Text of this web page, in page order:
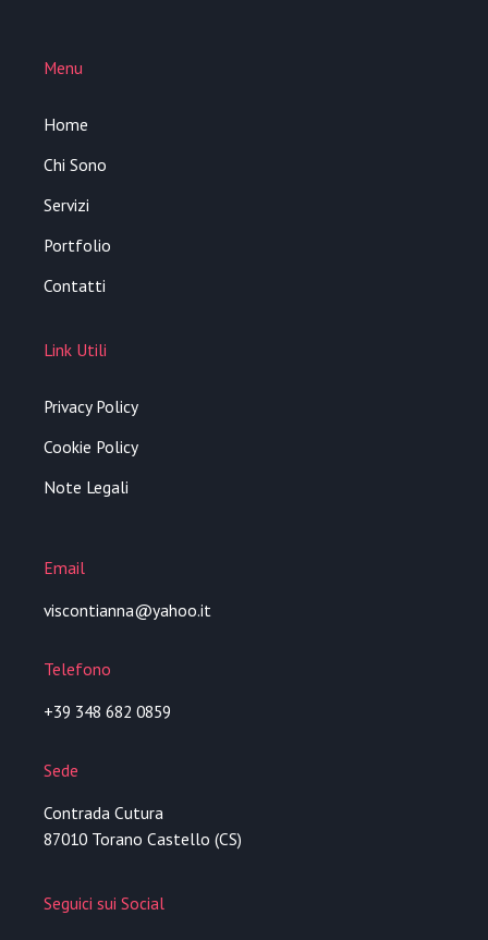
Menu
Home
Chi Sono
Servizi
Portfolio
Contatti
Link Utili
Privacy Policy
Cookie Policy
Note Legali
Email
viscontianna@yahoo.it
Telefono
+39 348 682 0859
Sede
Contrada Cutura
87010 Torano Castello (CS)
Seguici sui Social